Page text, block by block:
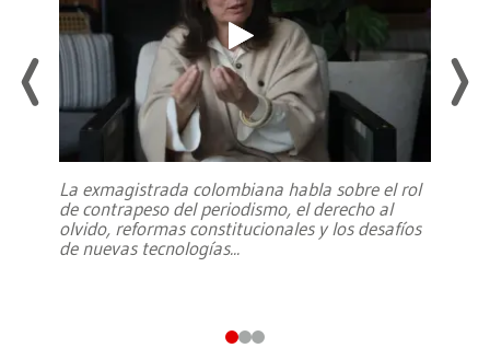
La exmagistrada colombiana habla sobre el rol
de contrapeso del periodismo, el derecho al
olvido, reformas constitucionales y los desafíos
de nuevas tecnologías...